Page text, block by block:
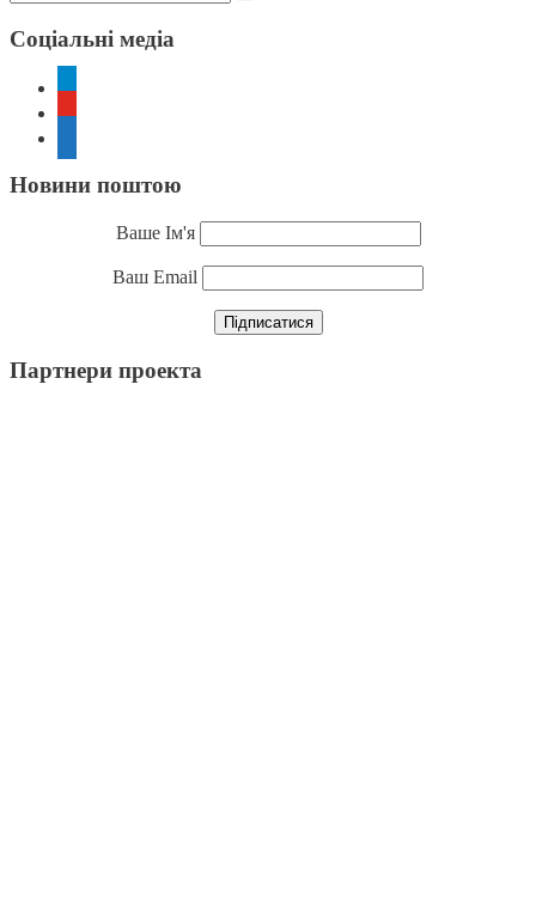
Соціальні медіа
Новини поштою
Ваше Ім'я
Ваш Email
Партнери проекта